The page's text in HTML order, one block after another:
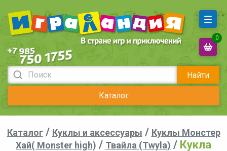
Найти
Каталог
0
Каталог/ Куклы и аксессуары / Куклы Монстер
Хай( Monster high) / Твайла (Twyla) / Кукла